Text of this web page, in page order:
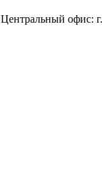
Центральный офис: